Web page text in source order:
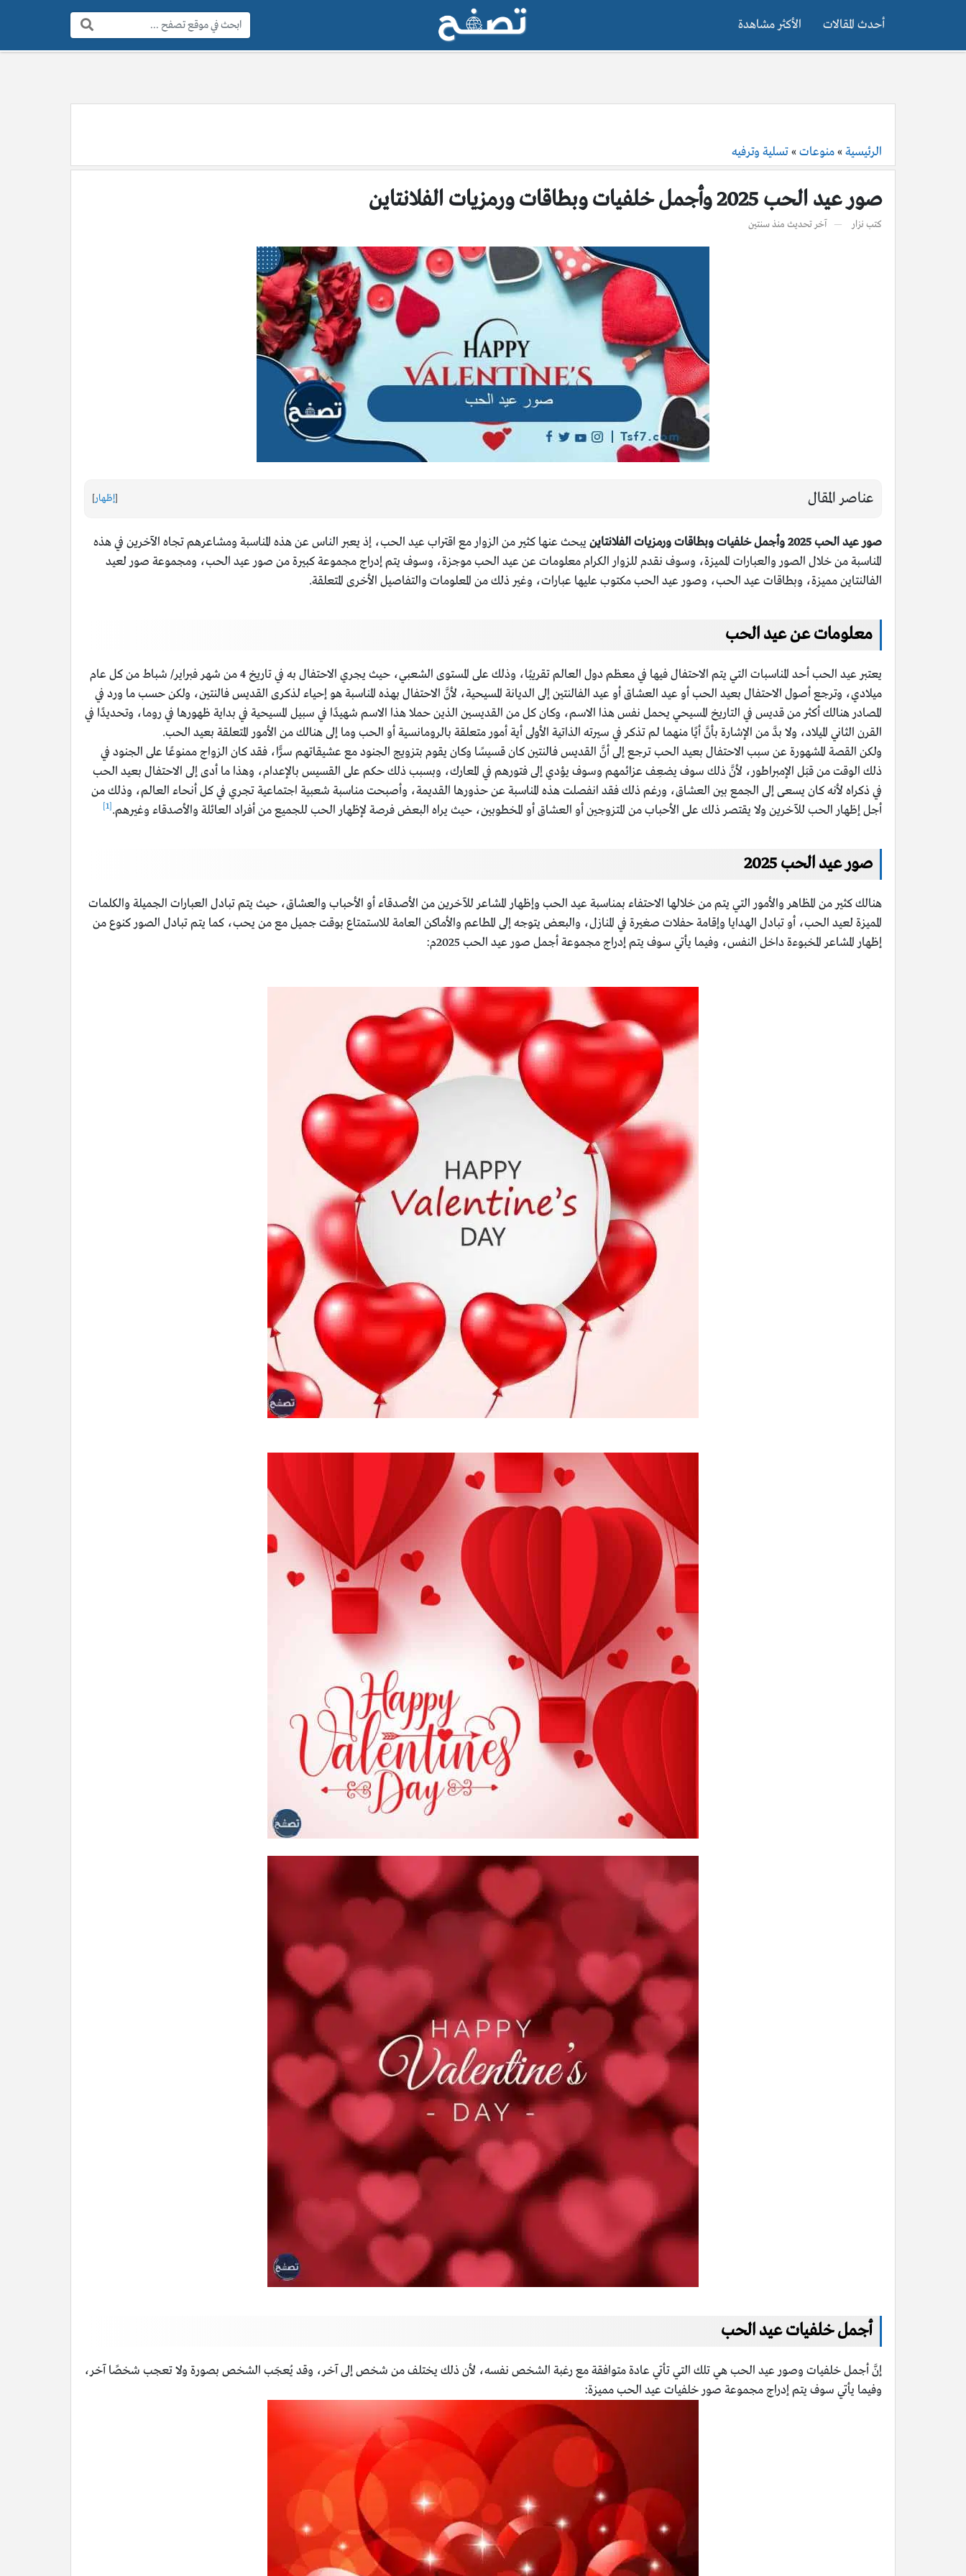
أحدث المقالات الأكثر مشاهدة
البحث:
الرئيسية »منوعات »تسلية وترفيه
صور عيد الحب 2025 وأجمل خلفيات وبطاقات ورمزيات الفلانتاين
كتب نزار آخر تحديث منذ سنتين
عناصر المقال [إظهار]
صور عيد الحب 2025 وأجمل خلفيات وبطاقات ورمزيات الفلانتاين
يبحث عنها كثير من الزوار مع اقتراب عيد الحب، إذ يعبر الناس عن هذه المناسبة ومشاعرهم تجاه الآخرين في هذه
المناسبة من خلال الصور والعبارات المميزة، وسوف نقدم للزوار الكرام معلومات عن عيد الحب موجزة، وسوف يتم إدراج مجموعة كبيرة من صور عيد الحب، ومجموعة صور لعيد
الفالنتاين مميزة، وبطاقات عيد الحب، وصور عيد الحب مكتوب عليها عبارات، وغير ذلك من المعلومات والتفاصيل الأخرى المتعلقة.
معلومات عن عيد الحب
يعتبر عيد الحب أحد المناسبات التي يتم الاحتفال فيها في معظم دول العالم تقريبًا، وذلك على المستوى الشعبي، حيث يجري الاحتفال به في تاريخ 4 من شهر فبراير/ شباط من كل عام
ميلادي، وترجع أصول الاحتفال بعيد الحب أو عيد العشاق أو عيد الفالنتين إلى الديانة المسيحية، لأنَّ الاحتفال بهذه المناسبة هو إحياء لذكرى القديس فالنتين، ولكن حسب ما ورد في
المصادر هنالك أكثر من قديس في التاريخ المسيحي يحمل نفس هذا الاسم، وكان كل من القديسين الذين حملا هذا الاسم شهيدًا في سبيل المسيحية في بداية ظهورها في روما، وتحديدًا في
القرن الثاني الميلاد، ولا بدَّ من الإشارة بأنَّ أيًا منهما لم تذكر في سيرته الذاتية الأولى أية أمور متعلقة بالرومانسية أو الحب وما إلى هنالك من الأمور المتعلقة بعيد الحب.
ولكن القصة المشهورة عن سبب الاحتفال بعيد الحب ترجع إلى أنَّ القديس فالنتين كان قسيسًا وكان يقوم بتزويج الجنود مع عشيقاتهم سرًّا، فقد كان الزواج ممنوعًا على الجنود في
ذلك الوقت من قبَل الإمبراطور، لأنَّ ذلك سوف يضعِف عزائمهم وسوف يؤدي إلى فتورهم في المعارك، وبسبب ذلك حكم على القسيس بالإعدام، وهذا ما أدى إلى الاحتفال بعيد الحب
في ذكراه لأنه كان يسعى إلى الجمع بين العشاق، ورغم ذلك فقد انفصلت هذه المناسبة عن حذورها القديمة، وأصبحت مناسبة شعبية اجتماعية تجري في كل أنحاء العالم، وذلك من
أجل إظهار الحب للآخرين ولا يقتصر ذلك على الأحباب من المتزوجين أو العشاق أو المخطوبين، حيث يراه البعض فرصة لإظهار الحب للجميع من أفراد العائلة والأصدقاء وغيرهم.[1]
صور عيد الحب 2025
هنالك كثير من المظاهر والأمور التي يتم من خلالها الاحتفاء بمناسبة عيد الحب وإظهار المشاعر للآخرين من الأصدقاء أو الأحباب والعشاق، حيث يتم تبادل العبارات الجميلة والكلمات
المميزة لعيد الحب، أو تبادل الهدايا وإقامة حفلات صغيرة في المنازل، والبعض يتوجه إلى المطاعم والأماكن العامة للاستمتاع بوقت جميل مع من يحب، كما يتم تبادل الصور كنوع من
إظهار المشاعر المخبوءة داخل النفس، وفيما يأتي سوف يتم إدراج مجموعة أجمل صور عيد الحب 2025م:
أجمل خلفيات عيد الحب
إنَّ أجمل خلفيات وصور عيد الحب هي تلك التي تأتي عادة متوافقة مع رغبة الشخص نفسه، لأن ذلك يختلف من شخص إلى آخر، وقد يُعجَب الشخص بصورة ولا تعجب شخصًا آخر،
وفيما يأتي سوف يتم إدراج مجموعة صور خلفيات عيد الحب مميزة: